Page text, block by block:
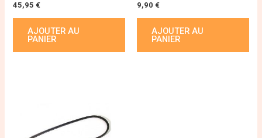
45,95 €
AJOUTER AU
PANIER
9,90 €
AJOUTER AU
PANIER